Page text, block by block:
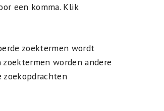
een komma. Klik
zoektermen wordt
worden andere
zoekopdrachten